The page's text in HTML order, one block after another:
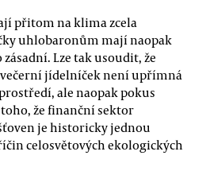
přitom na klima zcela
uhlobaronům mají naopak
Lze tak usoudit, že
jídelníček není upřímná
ale naopak pokus
že finanční sektor
je historicky jednou
celosvětových ekologických